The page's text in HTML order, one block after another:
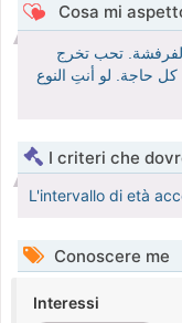
Cosa mi
تحب تخرج
حاجة. لو أنتِ النوع
I criteri che
L'intervallo di età
Conoscere me
Interessi